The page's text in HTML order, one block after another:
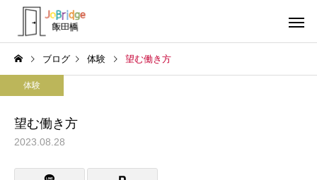
ブログ 体験 望む働き方
体験
望む働き方
2023.08.28